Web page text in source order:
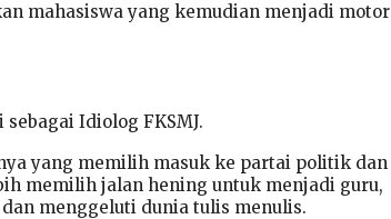
mahasiswa yang kemudian menjadi motor
Idiolog FKSMJ.
yang memilih masuk ke partai politik dan
memilih jalan hening untuk menjadi guru,
menggeluti dunia tulis menulis.